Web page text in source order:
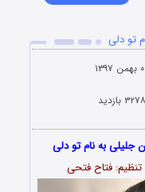
تو دلی
بازدید
جلیلی به نام تو دلی
تنظیم: فتاح فتحی